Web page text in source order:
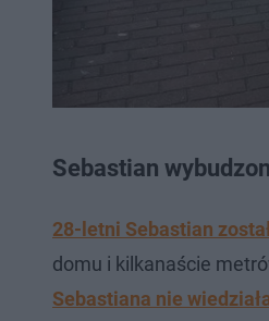
Sebastian
28-letni Sebastian
domu i kilkanaście
Sebastiana nie